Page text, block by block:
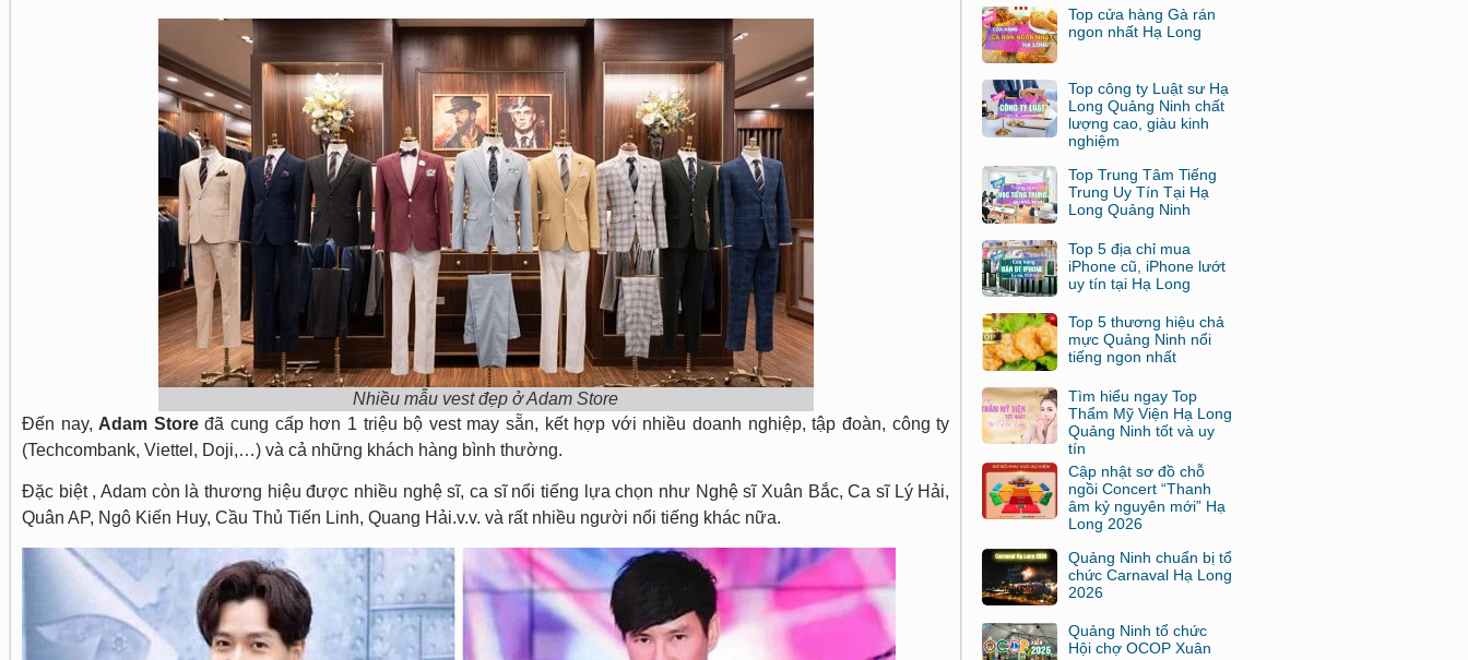
Nhiều mẫu vest đẹp ở Adam Store
Đến nay, Adam Stoređã cung cấp hơn 1 triệu bộ vest may sẵn, kết hợp với nhiều doanh nghiệp, tập đoàn, công ty
(Techcombank, Viettel, Doji,…) và cả những khách hàng bình thường.
Đặc biệt , Adam còn là thương hiệu được nhiều nghệ sĩ, ca sĩ nổi tiếng lựa chọn như Nghệ sĩ Xuân Bắc, Ca sĩ Lý Hải,
Quân AP, Ngô Kiến Huy, Cầu Thủ Tiến Linh, Quang Hải.v.v. và rất nhiều người nổi tiếng khác nữa.
Top cửa hàng Gà rán
ngon nhất Hạ Long
Top công ty Luật sư Hạ
Long Quảng Ninh chất
lượng cao, giàu kinh
nghiệm
Top Trung Tâm Tiếng
Trung Uy Tín Tại Hạ
Long Quảng Ninh
Top 5 địa chỉ mua
iPhone cũ, iPhone lướt
uy tín tại Hạ Long
Top 5 thương hiệu chả
mực Quảng Ninh nổi
tiếng ngon nhất
Tìm hiểu ngay Top
Thẩm Mỹ Viện Hạ Long
Quảng Ninh tốt và uy
tín
Cập nhật sơ đồ chỗ
ngồi Concert “Thanh
âm kỷ nguyên mới” Hạ
Long 2026
Quảng Ninh chuẩn bị tổ
chức Carnaval Hạ Long
2026
Quảng Ninh tổ chức
Hội chợ OCOP Xuân